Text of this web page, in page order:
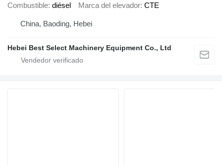
Combustible diésel Marca del elevador CTE
China, Baoding, Hebei
Hebei Best Select Machinery Equipment Co., Ltd